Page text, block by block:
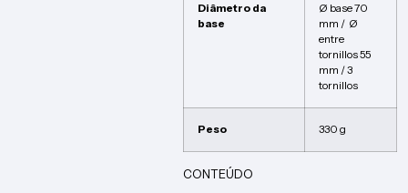
Diâmetro da
base
Ø base 70
mm / Ø
entre
tornillos 55
mm / 3
tornillos
Peso 330 g
CONTEÚDO